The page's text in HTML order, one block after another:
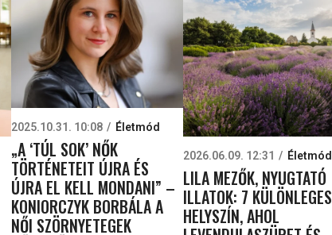
2025.10.31. 10:08 Életmód
„A ‘TÚL SOK’ NŐK
TÖRTÉNETEIT ÚJRA ÉS
ÚJRA EL KELL MONDANI” –
KONIORCZYK BORBÁLA A
NŐI SZÖRNYETEGEK
2026.06.09. 12:31 Életmód
LILA MEZŐK, NYUGTATÓ
ILLATOK: 7 KÜLÖNLEGES
HELYSZÍN, AHOL